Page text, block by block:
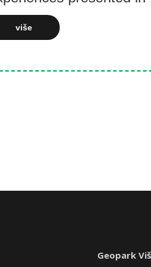
više
Geopark